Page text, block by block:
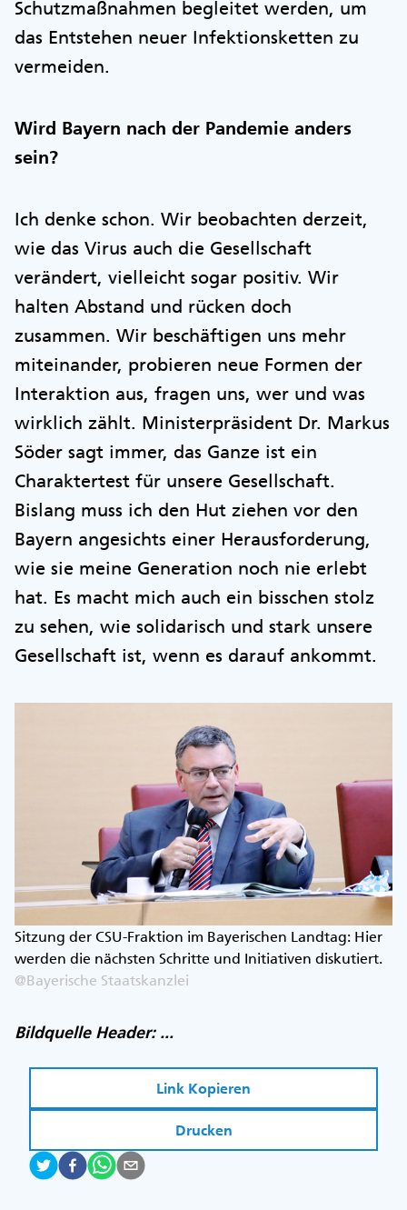
Schutzmaßnahmen begleitet werden, um
das Entstehen neuer Infektionsketten zu
vermeiden.
Wird Bayern nach der Pandemie anders
sein?
Ich denke schon. Wir beobachten derzeit,
wie das Virus auch die Gesellschaft
verändert, vielleicht sogar positiv. Wir
halten Abstand und rücken doch
zusammen. Wir beschäftigen uns mehr
miteinander, probieren neue Formen der
Interaktion aus, fragen uns, wer und was
wirklich zählt. Ministerpräsident Dr. Markus
Söder sagt immer, das Ganze ist ein
Charaktertest für unsere Gesellschaft.
Bislang muss ich den Hut ziehen vor den
Bayern angesichts einer Herausforderung,
wie sie meine Generation noch nie erlebt
hat. Es macht mich auch ein bisschen stolz
zu sehen, wie solidarisch und stark unsere
Gesellschaft ist, wenn es darauf ankommt.
Sitzung der CSU-Fraktion im Bayerischen Landtag: Hier
werden die nächsten Schritte und Initiativen diskutiert.
@Bayerische Staatskanzlei
Bildquelle Header: ...
Link Kopieren
Drucken